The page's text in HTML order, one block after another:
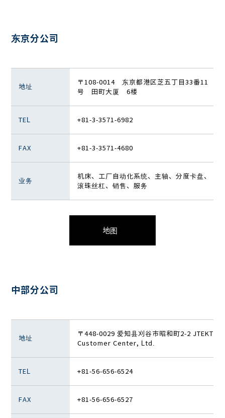
东京分公司
地址
〒108-0014 东京都港区芝五丁目33番11
号 田町大厦 6楼
TEL +81-3-3571-6982
FAX +81-3-3571-4680
业务
机床、工厂自动化系统、主轴、分度卡盘、
滚珠丝杠、销售、服务
地图
中部分公司
地址
〒448-0029 爱知县刈谷市昭和町2-2 JTEKT
Customer Center, Ltd.
TEL +81-56-656-6524
FAX +81-56-656-6527